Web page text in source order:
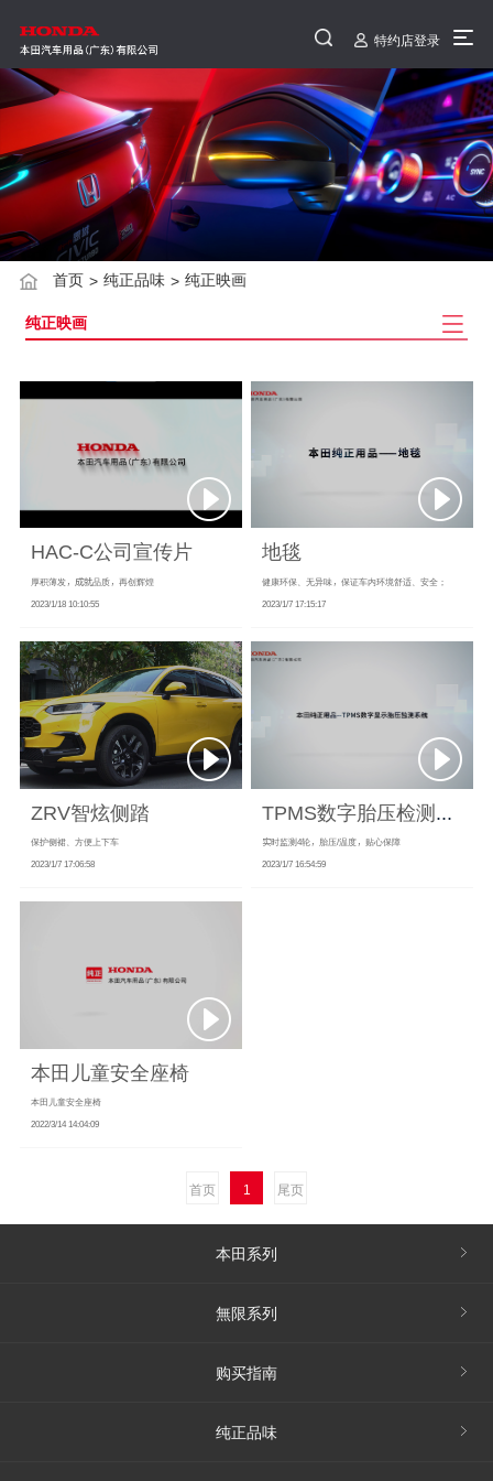
特约店登录
首页 > 纯正品味 > 纯正映画
纯正映画
HAC-C公司宣传片
厚积薄发，成就品质，再创辉煌
2023/1/18 10:10:55
地毯
健康环保、无异味，保证车内环境舒适、安全；
2023/1/7 17:15:17
ZRV智炫侧踏
保护侧裙、方便上下车
2023/1/7 17:06:58
实时监测4轮，胎压/温度，贴心保障
2023/1/7 16:54:59
本田儿童安全座椅
本田儿童安全座椅
2022/3/14 14:04:09
首页 1 尾页
本田系列
無限系列
购买指南
纯正品味